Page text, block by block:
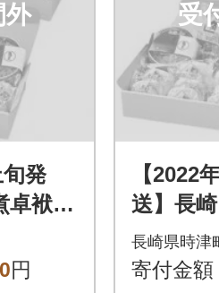
外
旬発
卓袱
円
受
【2022
送】長
(しっぽ
長崎県時津
寄付金額